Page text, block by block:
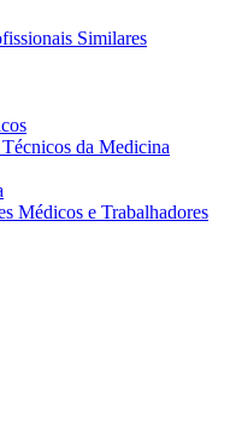
Similares
da Medicina
Médicos e Trabalhadores